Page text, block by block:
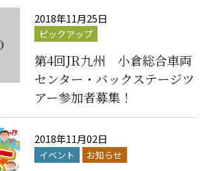
2018年11月25日
ピックアップ
第4回JR九州 小倉総合車両
センター・バックステージツ
アー参加者募集！
2018年11月02日
イベント お知らせ